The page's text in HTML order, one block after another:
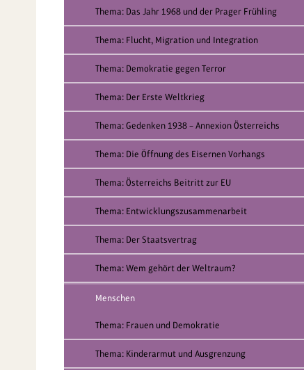
Thema: Das Jahr 1968 und der Prager Frühling
Thema: Flucht, Migration und Integration
Thema: Demokratie gegen Terror
Thema: Der Erste Weltkrieg
Thema: Gedenken 1938 – Annexion Österreichs
Thema: Die Öffnung des Eisernen Vorhangs
Thema: Österreichs Beitritt zur EU
Thema: Entwicklungszusammenarbeit
Thema: Der Staatsvertrag
Thema: Wem gehört der Weltraum?
Menschen
Thema: Frauen und Demokratie
Thema: Kinderarmut und Ausgrenzung